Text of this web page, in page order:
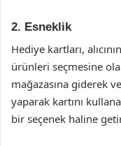
2. Esneklik
Hediye kartları,
ürünleri seçmesine
mağazasına giderek
yaparak kartını
bir seçenek haline